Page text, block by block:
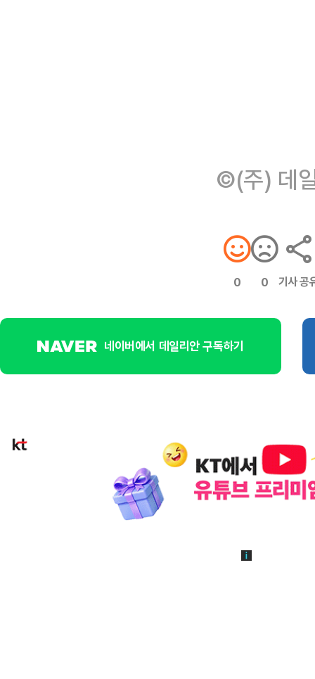
©(주) 데
0 0 기사 공
네이버에서 데일리안 구독하기